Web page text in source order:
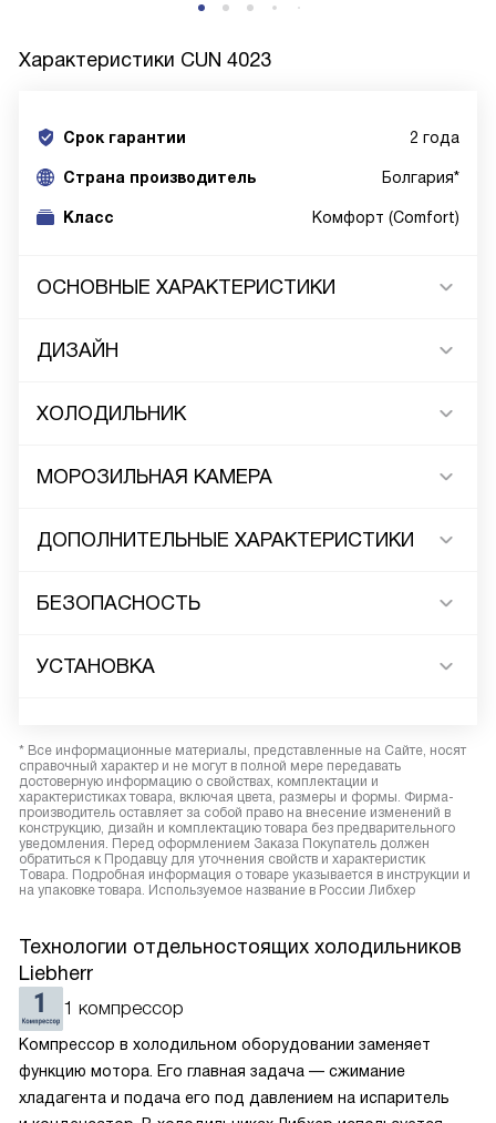
Характеристики CUN 4023
Срок гарантии 2 года
Cтрана производитель Болгария*
Класс Комфорт (Comfort)
ОСНОВНЫЕ ХАРАКТЕРИСТИКИ
ДИЗАЙН
ХОЛОДИЛЬНИК
МОРОЗИЛЬНАЯ КАМЕРА
ДОПОЛНИТЕЛЬНЫЕ ХАРАКТЕРИСТИКИ
БЕЗОПАСНОСТЬ
УСТАНОВКА
* Все информационные материалы, представленные на Сайте, носят
справочный характер и не могут в полной мере передавать
достоверную информацию о свойствах, комплектации и
характеристиках товара, включая цвета, размеры и формы. Фирма-
производитель оставляет за собой право на внесение изменений в
конструкцию, дизайн и комплектацию товара без предварительного
уведомления. Перед оформлением Заказа Покупатель должен
обратиться к Продавцу для уточнения свойств и характеристик
Товара. Подробная информация о товаре указывается в инструкции и
на упаковке товара. Используемое название в России Либхер
Технологии отдельностоящих холодильников
Liebherr
1 компрессор
Компрессор в холодильном оборудовании заменяет
функцию мотора. Его главная задача — сжимание
хладагента и подача его под давлением на испаритель